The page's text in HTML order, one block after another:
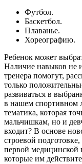
Футбол.
Баскетбол.
Плаванье.
Хореографию.
Ребенок может
Наличие навыков не
тренера помогут,
только
развиваться в
в нашем спортивном
тематика, которая
мальчишкам, но и
входит? В основе
строевой
первой
которые им